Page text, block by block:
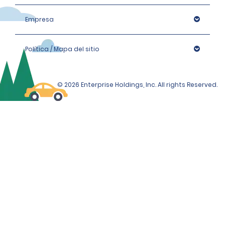
Empresa
Política / Mapa del sitio
© 2026 Enterprise Holdings, Inc. All rights Reserved.